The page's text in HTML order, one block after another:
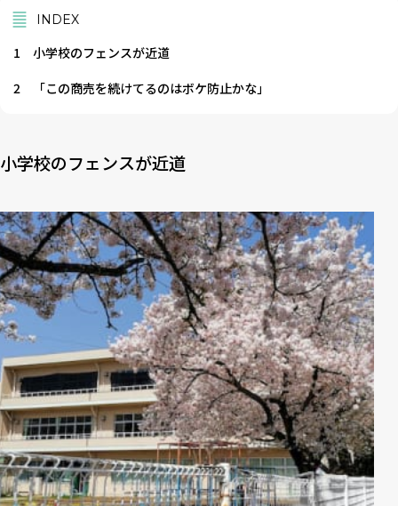
INDEX
1
小学校のフェンスが近道
2
「この商売を続けてるのはボケ防止かな」
小学校のフェンスが近道